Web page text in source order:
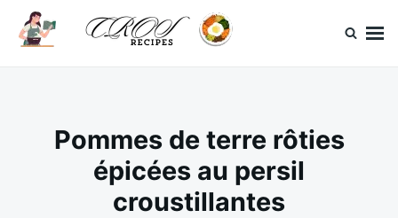
SkipSearch
for:
Pommes de terre rôties
épicées au persil
croustillantes